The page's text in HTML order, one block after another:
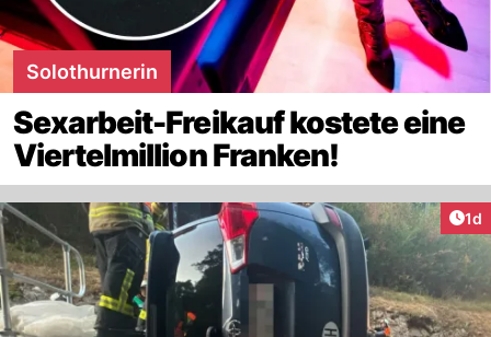
Solothurnerin
Sexarbeit-Freikauf kostete eine
Viertelmillion Franken!
1d